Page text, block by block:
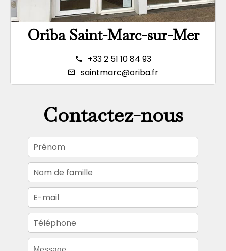
Oriba Saint-Marc-sur-Mer
+33 2 51 10 84 93
saintmarc@oriba.fr
Contactez-nous